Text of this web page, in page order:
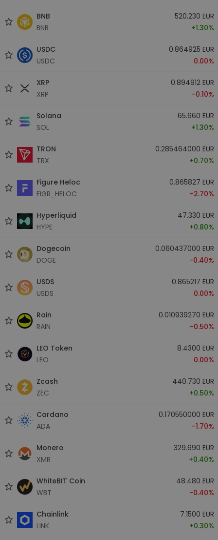
BNB
BNB
520.230 EUR
+1.30%
USDC
USDC
0.864925 EUR
0.00%
XRP
XRP
0.894912 EUR
-0.10%
Solana
SOL
65.660 EUR
+1.30%
TRON
TRX
0.285464000 EUR
+0.70%
Figure Heloc
FIGR_HELOC
0.865827 EUR
-2.70%
Hyperliquid
HYPE
47.330 EUR
+0.80%
Dogecoin
DOGE
0.060437000 EUR
-0.40%
USDS
USDS
0.865217 EUR
0.00%
Rain
RAIN
0.010939270 EUR
-0.50%
LEO Token
LEO
8.4300 EUR
0.00%
Zcash
ZEC
440.730 EUR
+0.50%
Cardano
ADA
0.170550000 EUR
-1.70%
Monero
XMR
329.690 EUR
+0.40%
WhiteBIT Coin
WBT
48.480 EUR
-0.40%
Chainlink
LINK
7.1500 EUR
+0.30%